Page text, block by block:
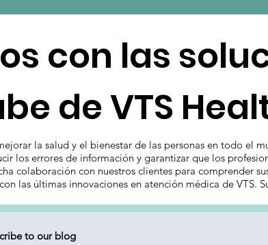
con las
de VTS
la salud y el bienestar de las personas en todo el
los errores de información y garantizar que los
colaboración con nuestros clientes para comprender
las últimas innovaciones en atención médica de VTS.
to our blog